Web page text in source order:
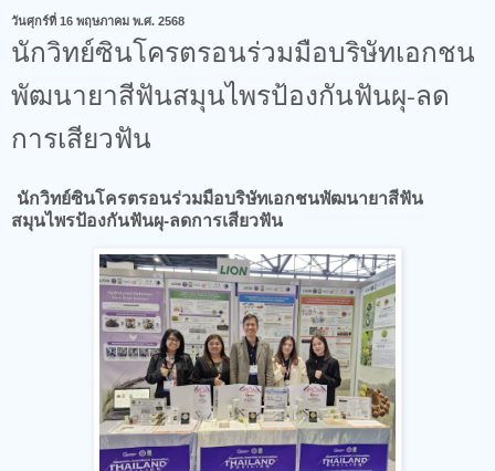
วันศุกร์ที่ 16 พฤษภาคม พ.ศ. 2568
นักวิทย์ซินโครตรอนร่วมมือบริษัทเอกชน
พัฒนายาสีฟันสมุนไพรป้องกันฟันผุ-ลด
การเสียวฟัน
นักวิทย์ซินโครตรอนร่วมมือบริษัทเอกชนพัฒนายาสีฟัน
สมุนไพรป้องกันฟันผุ-ลดการเสียวฟัน